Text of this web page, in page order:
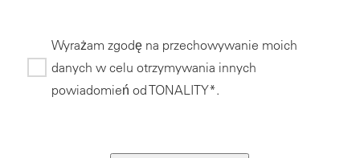
Wyrażam zgodę na przechowywanie moich
danych w celu otrzymywania innych
powiadomień od TONALITY*.